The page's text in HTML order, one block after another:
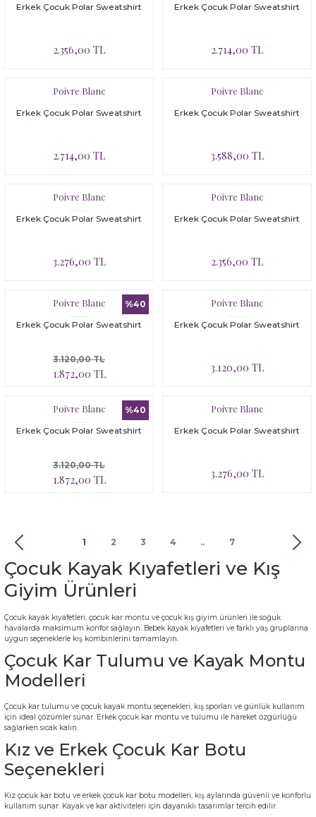
Erkek Çocuk Polar Sweatshirt
2.356,00 TL
Erkek Çocuk Polar Sweatshirt
2.714,00 TL
Poivre Blanc
Erkek Çocuk Polar Sweatshirt
2.714,00 TL
Poivre Blanc
Erkek Çocuk Polar Sweatshirt
3.588,00 TL
Poivre Blanc
Erkek Çocuk Polar Sweatshirt
3.276,00 TL
Poivre Blanc
Erkek Çocuk Polar Sweatshirt
2.356,00 TL
%40
Poivre Blanc
Erkek Çocuk Polar Sweatshirt
1.872,00 TL
3.120,00 TL
Poivre Blanc
Erkek Çocuk Polar Sweatshirt
3.120,00 TL
%40
Poivre Blanc
Erkek Çocuk Polar Sweatshirt
1.872,00 TL
3.120,00 TL
Poivre Blanc
Erkek Çocuk Polar Sweatshirt
3.276,00 TL
1 2 3 4 .. 7
Çocuk Kayak Kıyafetleri ve Kış
Giyim Ürünleri
Çocuk kayak kıyafetleri, çocuk kar montu ve çocuk kış giyim ürünleri ile soğuk
havalarda maksimum konfor sağlayın. Bebek kayak kıyafetleri ve farklı yaş gruplarına
uygun seçeneklerle kış kombinlerini tamamlayın.
Çocuk Kar Tulumu ve Kayak Montu
Modelleri
Çocuk kar tulumu ve çocuk kayak montu seçenekleri, kış sporları ve günlük kullanım
için ideal çözümler sunar. Erkek çocuk kar montu ve tulumu ile hareket özgürlüğü
sağlarken sıcak kalın.
Kız ve Erkek Çocuk Kar Botu
Seçenekleri
Kız çocuk kar botu ve erkek çocuk kar botu modelleri, kış aylarında güvenli ve konforlu
kullanım sunar. Kayak ve kar aktiviteleri için dayanıklı tasarımlar tercih edilir.